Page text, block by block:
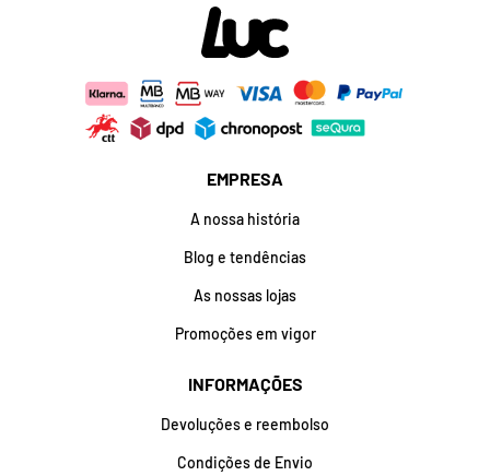
EMPRESA
A nossa história
Blog e tendências
As nossas lojas
Promoções em vigor
INFORMAÇÕES
Devoluções e reembolso
Condições de Envio